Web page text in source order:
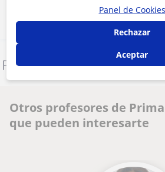
Denunciar este perfil
Otros profesores de
que pueden interesarte
Panel de Cookies
Rechazar
Aceptar